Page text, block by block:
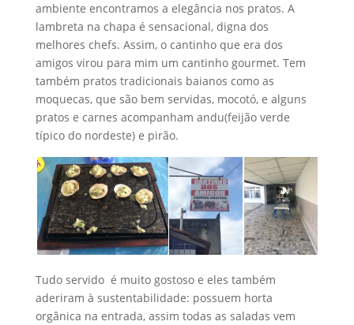
ambiente encontramos a elegância nos pratos. A
lambreta na chapa é sensacional, digna dos
melhores chefs. Assim, o cantinho que era dos
amigos virou para mim um cantinho gourmet. Tem
também pratos tradicionais baianos como as
moquecas, que são bem servidas, mocotó, e alguns
pratos e carnes acompanham andu(feijão verde
típico do nordeste) e pirão.
Tudo servido é muito gostoso e eles também
aderiram à sustentabilidade: possuem horta
orgânica na entrada, assim todas as saladas vem